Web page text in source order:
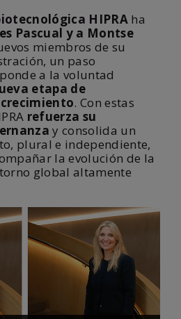
HIPRA ha
Pascual y a Montse
miembros de su
un paso
a la voluntad
etapa de
. Con estas
refuerza su
y consolida un
plural e independiente,
la evolución de la
global altamente